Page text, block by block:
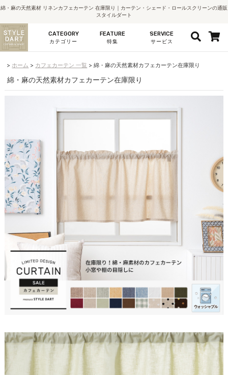
綿・麻の天然素材 リネンカフェカーテン 在庫限り｜カーテン・シェード・ロールスクリーンの通販
スタイルダート
CATEGORY
カテゴリー
FEATURE
特集
SERVICE
サービス
ホーム カフェカーテン 一覧 綿・麻の天然素材カフェカーテン在庫限り
綿・麻の天然素材カフェカーテン在庫限り